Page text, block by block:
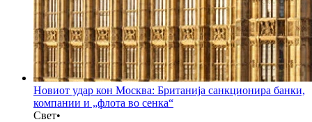
Новиот удар кон Москва: Британија санкционира банки,
компании и „флота во сенка“
Свет•